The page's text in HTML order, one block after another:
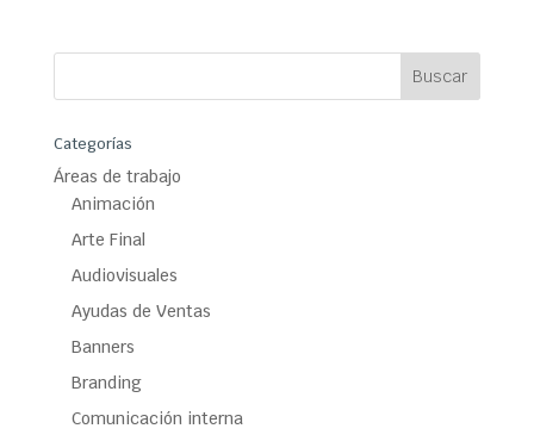
Categorías
Áreas de trabajo
Animación
Arte Final
Audiovisuales
Ayudas de Ventas
Banners
Branding
Comunicación interna